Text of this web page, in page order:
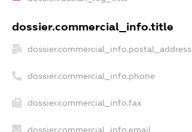
dossier.commercial_info.title
dossier.commercial_info.postal_address
dossier.commercial_info.phone
dossier.commercial_info.fax
dossier.commercial_info.email